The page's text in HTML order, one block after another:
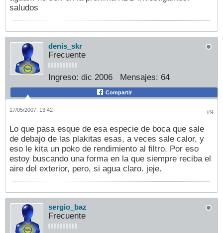
saludos
denis_skr
Frecuente
Ingreso: dic 2006 Mensajes: 64
Compartir
#9
17/05/2007, 13:42
Lo que pasa esque de esa especie de boca que sale
de debajo de las plakitas esas, a veces sale calor, y
eso le kita un poko de rendimiento al filtro. Por eso
estoy buscando una forma en la que siempre reciba el
aire del exterior, pero, si agua claro. jeje.
sergio_baz
Frecuente